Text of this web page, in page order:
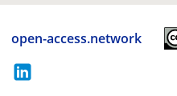
open-access.network